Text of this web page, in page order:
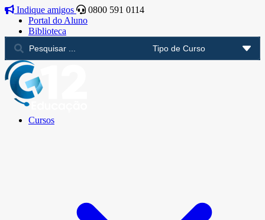
Indique amigos
0800 591 0114
Portal do Aluno
Biblioteca
Cursos